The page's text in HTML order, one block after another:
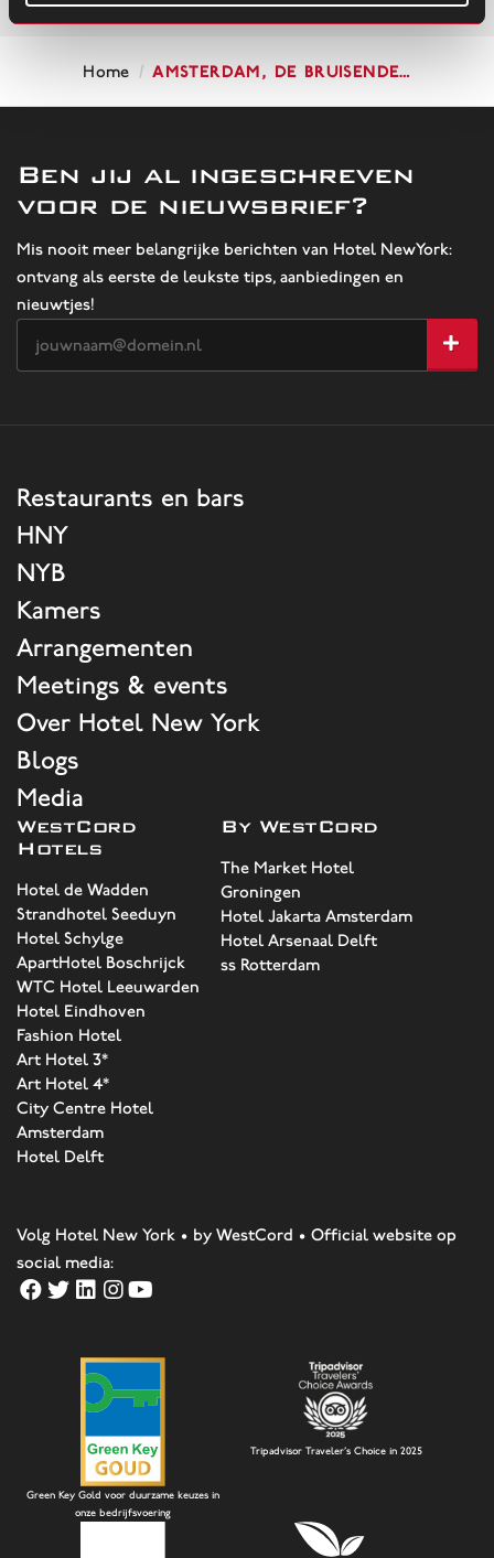
Home / Amsterdam, de bruisende…
Ben jij al ingeschreven
voor de nieuwsbrief?
Mis nooit meer belangrijke berichten van Hotel NewYork:
ontvang als eerste de leukste tips, aanbiedingen en
nieuwtjes!
Restaurants en bars
HNY
NYB
Kamers
Arrangementen
Meetings & events
Over Hotel New York
Blogs
Media
WestCord
Hotels
Hotel de Wadden
Strandhotel Seeduyn
Hotel Schylge
ApartHotel Boschrijck
WTC Hotel Leeuwarden
Hotel Eindhoven
Fashion Hotel
Art Hotel 3*
Art Hotel 4*
City Centre Hotel
Amsterdam
Hotel Delft
By WestCord
The Market Hotel
Groningen
Hotel Jakarta Amsterdam
Hotel Arsenaal Delft
ss Rotterdam
Volg Hotel New York • by WestCord • Official website op
social media:
Green Key Gold voor duurzame keuzes in
onze bedrijfsvoering
Tripadvisor Traveler's Choice in 2025